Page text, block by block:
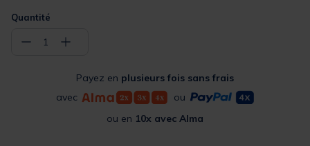
Quantité
− 1 +
Payez en plusieurs fois sans frais
avec
ou
ou en 10x avec Alma